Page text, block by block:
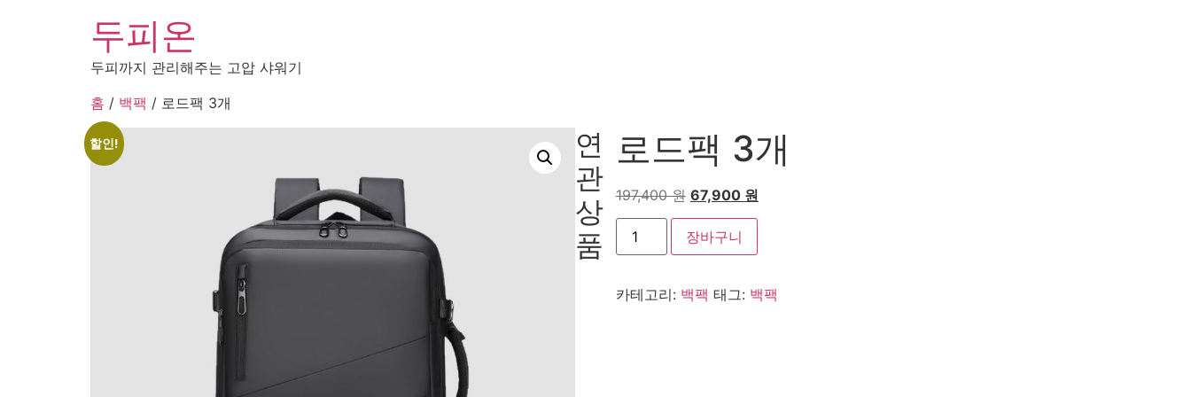
두피온
두피까지 관리해주는 고압 샤워기
홈 / 백팩 / 로드팩 3개
할인! 로드팩 3개
197,400원 67,900 원
장바구니
카테고리: 백팩 태그: 백팩
연
관
상
품